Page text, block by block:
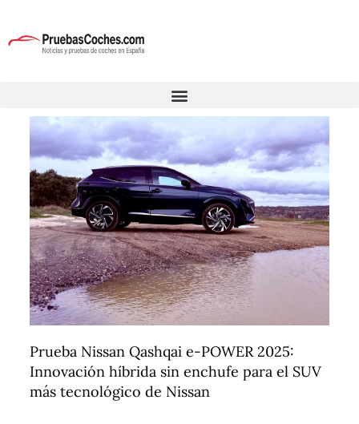
Prueba Nissan Qashqai e-POWER 2025:
Innovación híbrida sin enchufe para el SUV
más tecnológico de Nissan